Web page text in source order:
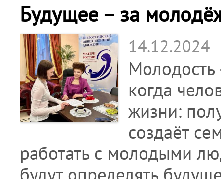
Будущее – за
14.12.2024
Молодость
когда
жизни:
создаёт
работать с молодыми
будут определять